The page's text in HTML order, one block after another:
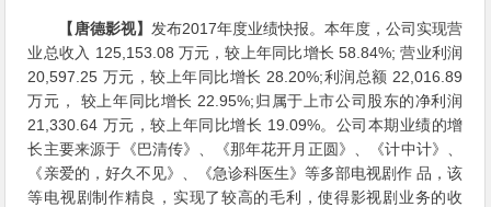
【唐德影视】 发布2017年度业绩快报。本年度，公司实现营
业总收入 125,153.08 万元，较上年同比增长 58.84%; 营业利润
20,597.25 万元，较上年同比增长 28.20%;利润总额 22,016.89
万元， 较上年同比增长 22.95%;归属于上市公司股东的净利润
21,330.64 万元，较上年同比增长 19.09%。公司本期业绩的增
长主要来源于《巴清传》、《那年花开月正圆》、《计中计》、
《亲爱的，好久不见》、《急诊科医生》等多部电视剧作 品，该
等电视剧制作精良，实现了较高的毛利，使得影视剧业务的收